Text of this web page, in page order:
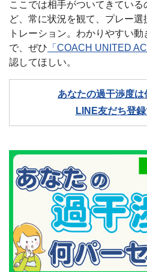
ここでは相手がついてきてい
ど、常に状況を観て、プレー
トレーション。わかりやすい
で、ぜひ 「COACH UNITED
認してほしい。
あなたの過干渉度は
LINE友だち登